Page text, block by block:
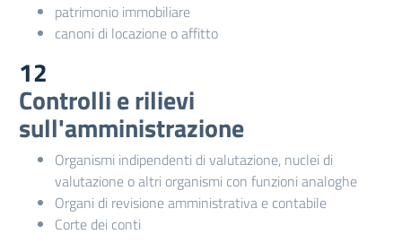
patrimonio immobiliare
canoni di locazione o affitto
12
Controlli e rilievi
sull'amministrazione
Organismi indipendenti di valutazione, nuclei di
valutazione o altri organismi con funzioni analoghe
Organi di revisione amministrativa e contabile
Corte dei conti